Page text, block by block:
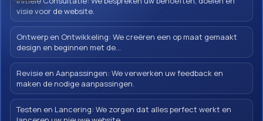
laten maken voor
complexe
koppelingen en
schaalbaar
maatwerk
visie voor de website.
Ontwerp en Ontwikkeling: We creëren een op maat gemaakt
design en beginnen met de...
Revisie en Aanpassingen: We verwerken uw feedback en
maken de nodige aanpassingen.
Testen en Lancering: We zorgen dat alles perfect werkt en